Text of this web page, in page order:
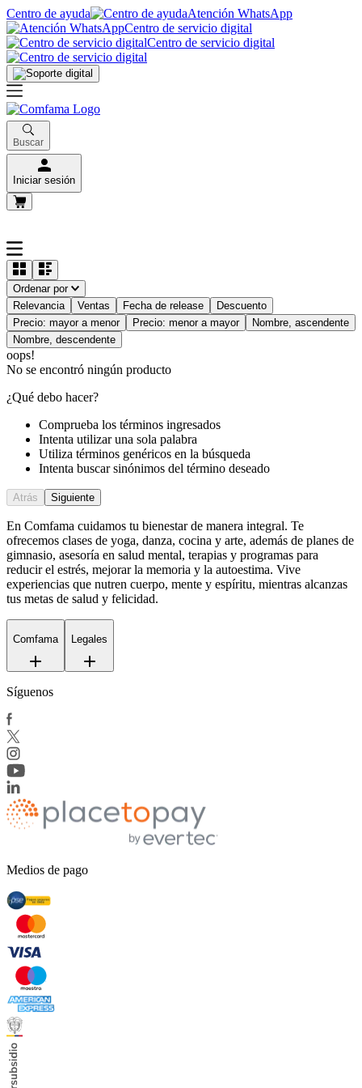
Centro de ayuda
Atención WhatsApp
Centro de servicio digital
Centro de servicio digital
Buscar
Iniciar sesión
Ordenar por
Relevancia
Ventas Fecha de release
Descuento
Precio: mayor a menor
Precio: menor a mayor
Nombre, ascendente
Nombre, descendente
oops!
No se encontró ningún producto
¿Qué debo hacer?
Comprueba los términos ingresados
Intenta utilizar una sola palabra
Utiliza términos genéricos en la búsqueda
Intenta buscar sinónimos del término deseado
Atrás Siguiente
En Comfama cuidamos tu bienestar de manera integral. Te
ofrecemos clases de yoga, danza, cocina y arte, además de planes de
gimnasio, asesoría en salud mental, terapias y programas para
reducir el estrés, mejorar la memoria y la autoestima. Vive
experiencias que nutren cuerpo, mente y espíritu, mientras alcanzas
tus metas de salud y felicidad.
Comfama Legales
Síguenos
Medios de pago